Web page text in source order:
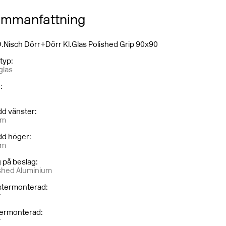
Frostat glas
Black Polished Aluminium
Dörr+Dörr Kl.Glas Polished Grip 90x90
:
:
vänster:
höger:
på beslag:
Aluminium
:
: